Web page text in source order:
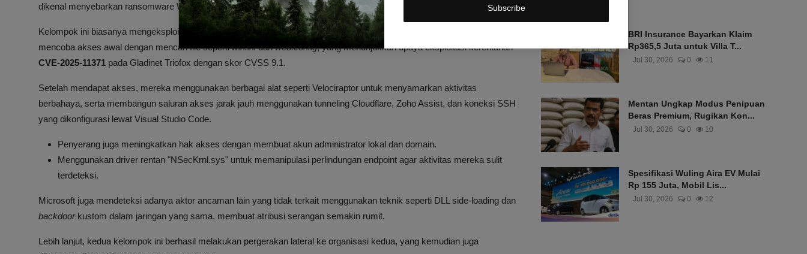
Subscribe
dikenal menyebarkan ransomware Warlock.
Kelompok ini biasanya mengeksploitasi kerentanan di server SharePoint on-premises sejak pertengahan 2025. Penyerang
mencoba akses awal dengan mencari file sepertiwin.inidanweb.config, yang menunjukkan upaya eksploitasi kerentanan
CVE-2025-11371 pada Gladinet Triofox dengan skor CVSS 9.1.
Setelah mendapat akses, mereka menggunakan berbagai alat seperti Velociraptor untuk menyamarkan aktivitas
berbahaya, serta membangun saluran akses jarak jauh menggunakan tunneling Cloudflare, Zoho Assist, dan koneksi SSH
yang dikonfigurasi lewat Visual Studio Code.
Penyerang juga meningkatkan hak akses dengan membuat akun administrator lokal dan domain.
Menggunakan driver rentan "NSecKrnl.sys" untuk memanipulasi perlindungan endpoint agar aktivitas mereka sulit
terdeteksi.
Microsoft juga mendeteksi adanya aktor ancaman lain yang tidak terkait menggunakan teknik seperti DLL side-loading dan
backdoorkustom dalam jaringan yang sama, membuat atribusi serangan semakin rumit.
Lebih lanjut, kedua kelompok ini berhasil melakukan pergerakan lateral ke organisasi kedua, yang kemudian juga
BRI Insurance Bayarkan Klaim
Rp365,5 Juta untuk Villa T...
Jul 30, 2026 0 11
Mentan Ungkap Modus Penipuan
Beras Premium, Rugikan Kon...
Jul 30, 2026 0 10
Spesifikasi Wuling Aira EV Mulai
Rp 155 Juta, Mobil Lis...
Jul 30, 2026 0 12